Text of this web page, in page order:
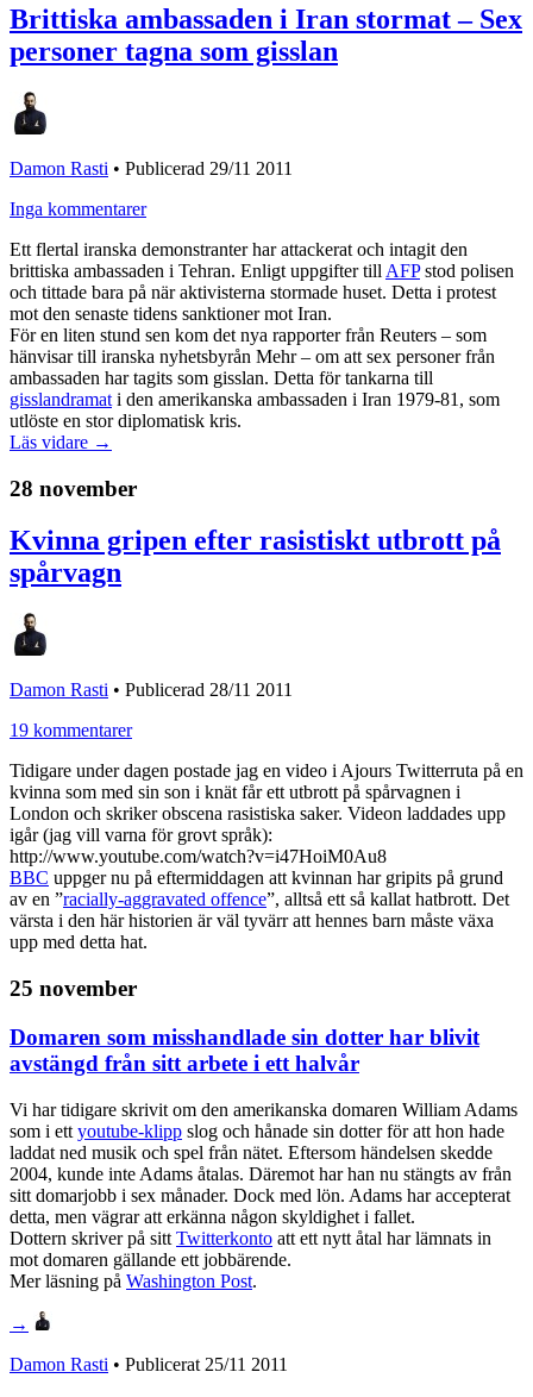
Brittiska ambassaden i Iran stormat – Sex
personer tagna som gisslan
Damon Rasti • Publicerad 29/11 2011
Inga kommentarer
Ett flertal iranska demonstranter har attackerat och intagit den
brittiska ambassaden i Tehran. Enligt uppgifter till AFPstod polisen
och tittade bara på när aktivisterna stormade huset. Detta i protest
mot den senaste tidens sanktioner mot Iran.
För en liten stund sen kom det nya rapporter från Reuters – som
hänvisar till iranska nyhetsbyrån Mehr – om att sex personer från
ambassaden har tagits som gisslan. Detta för tankarna till
gisslandramat i den amerikanska ambassaden i Iran 1979-81, som
utlöste en stor diplomatisk kris.
Läs vidare →
28 november
Kvinna gripen efter rasistiskt utbrott på
spårvagn
Damon Rasti • Publicerad 28/11 2011
19 kommentarer
Tidigare under dagen postade jag en video i Ajours Twitterruta på en
kvinna som med sin son i knät får ett utbrott på spårvagnen i
London och skriker obscena rasistiska saker. Videon laddades upp
igår (jag vill varna för grovt språk):
http://www.youtube.com/watch?v=i47HoiM0Au8
BBC uppger nu på eftermiddagen att kvinnan har gripits på grund
av en ”racially-aggravated offence”, alltså ett så kallat hatbrott. Det
värsta i den här historien är väl tyvärr att hennes barn måste växa
upp med detta hat.
25 november
Domaren som misshandlade sin dotter har blivit
avstängd från sitt arbete i ett halvår
Vi har tidigare skrivit om den amerikanska domaren William Adams
som i ett youtube-klipp slog och hånade sin dotter för att hon hade
laddat ned musik och spel från nätet. Eftersom händelsen skedde
2004, kunde inte Adams åtalas. Däremot har han nu stängts av från
sitt domarjobb i sex månader. Dock med lön. Adams har accepterat
detta, men vägrar att erkänna någon skyldighet i fallet.
Dottern skriver på sitt Twitterkonto att ett nytt åtal har lämnats in
mot domaren gällande ett jobbärende.
Mer läsning på Washington Post.
→
Damon Rasti • Publicerat 25/11 2011